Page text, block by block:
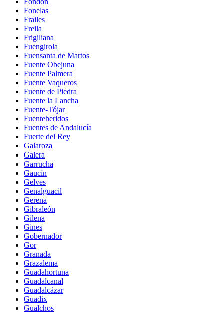
Fonelas
Frailes
Freila
Frigiliana
Fuengirola
Fuensanta de Martos
Fuente Obejuna
Fuente Palmera
Fuente Vaqueros
Fuente de Piedra
Fuente la Lancha
Fuente-Tójar
Fuenteheridos
Fuentes de Andalucía
Fuerte del Rey
Galaroza
Galera
Garrucha
Gaucín
Gelves
Genalguacil
Gerena
Gibraleón
Gilena
Gines
Gobernador
Gor
Granada
Grazalema
Guadahortuna
Guadalcanal
Guadalcázar
Guadix
Gualchos